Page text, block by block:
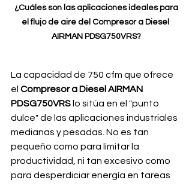
¿Cuáles son las aplicaciones ideales para
el flujo de aire del Compresor a Diesel
AIRMAN PDSG750VRS?
La capacidad de 750 cfm que ofrece
el Compresor a Diesel AIRMAN
PDSG750VRS lo sitúa en el "punto
dulce" de las aplicaciones industriales
medianas y pesadas. No es tan
pequeño como para limitar la
productividad, ni tan excesivo como
para desperdiciar energía en tareas